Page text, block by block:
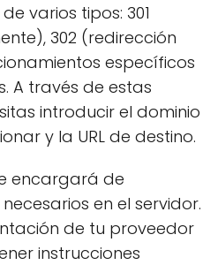
varios tipos: 301
302 (redirección
específicos
A través de estas
introducir el dominio
y la URL de destino.
encargará de
en el servidor.
de tu proveedor
instrucciones